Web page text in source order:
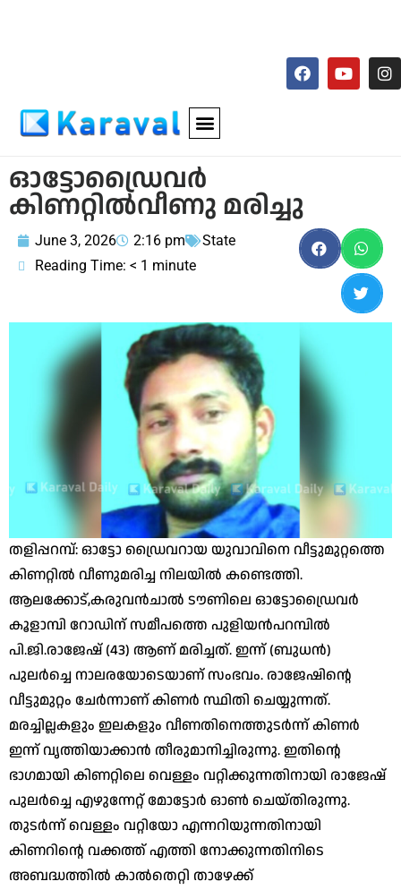
ഓട്ടോഡ്രൈവർ
കിണറ്റിൽവീണു മരിച്ചു
June 3, 2026 2:16 pm
State
Reading Time: < 1 minute
തളിപ്പറമ്പ്: ഓട്ടോ ഡ്രൈവറായ യുവാവിനെ വീട്ടുമുറ്റത്തെ
കിണറ്റില്‍ വീണുമരിച്ച നിലയിൽ കണ്ടെത്തി.
ആലക്കോട്,കരുവന്‍ചാല്‍ ടൗണിലെ ഓട്ടോഡ്രൈവര്‍
കൂളാമ്പി റോഡിന് സമീപത്തെ പുളിയന്‍പറമ്പില്‍
പി.ജി.രാജേഷ് (43) ആണ് മരിച്ചത്. ഇന്ന് (ബുധൻ)
പുലര്‍ച്ചെ നാലരയോടെയാണ് സംഭവം. രാജേഷിന്റെ
വീട്ടുമുറ്റം ചേര്‍ന്നാണ് കിണര്‍ സ്ഥിതി ചെയ്യുന്നത്.
മരച്ചില്ലകളും ഇലകളും വീണതിനെത്തുടര്‍ന്ന് കിണര്‍
ഇന്ന് വൃത്തിയാക്കാന്‍ തീരുമാനിച്ചിരുന്നു. ഇതിന്റെ
ഭാഗമായി കിണറ്റിലെ വെള്ളം വറ്റിക്കുന്നതിനായി രാജേഷ്
പുലര്‍ച്ചെ എഴുന്നേറ്റ് മോട്ടോര്‍ ഓൺ ചെയ്തിരുന്നു.
തുടര്‍ന്ന് വെള്ളം വറ്റിയോ എന്നറിയുന്നതിനായി
കിണറിന്റെ വക്കത്ത് എത്തി നോക്കുന്നതിനിടെ
അബദ്ധത്തില്‍ കാല്‍തെറ്റി താഴേക്ക്